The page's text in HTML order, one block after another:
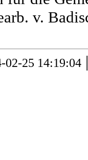
v.
02-25 14:19:04